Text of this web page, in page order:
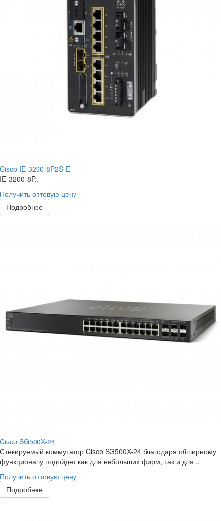
Cisco IE-3200-8P2S-E
IE-3200-8P..
Получить оптовую цену
Подробнее
Cisco SG500X-24
Стекируемый коммутатор Cisco SG500X-24 благодаря обширному
функционалу подойдет как для небольших фирм, так и для ..
Получить оптовую цену
Подробнее